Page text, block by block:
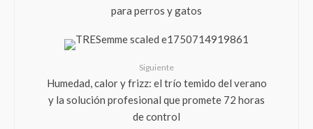
para perros y gatos
Siguiente
Humedad, calor y frizz: el trío temido del verano
y la solución profesional que promete 72 horas
de control